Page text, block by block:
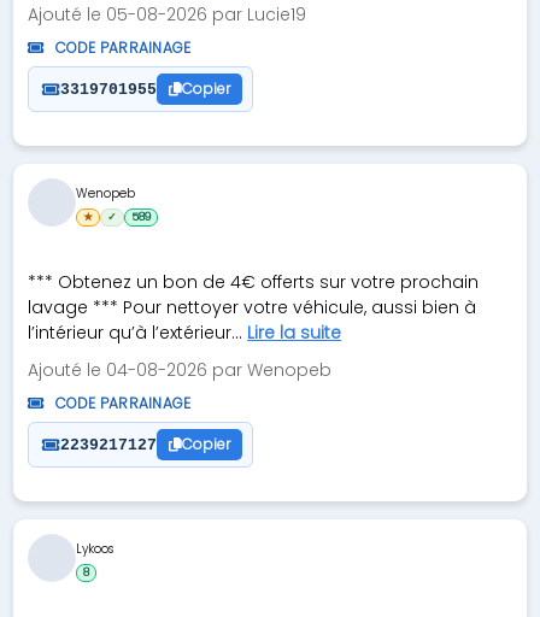
Ajouté le 05-08-2026 par Lucie19
CODE PARRAINAGE
3319701955 Copier
*** Obtenez un bon de 4€ offerts sur votre prochain
lavage *** Pour nettoyer votre véhicule, aussi bien à
l’intérieur qu’à l’extérieur... Lire la suite
Ajouté le 04-08-2026 par Wenopeb
CODE PARRAINAGE
2239217127 Copier
Wenopeb
★ ✓ 589
Lykoos
8